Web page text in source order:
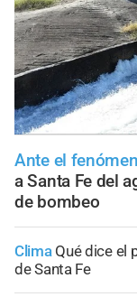
Ante el
a Santa Fe del
de bombeo
Clima Qué dice el
de Santa Fe